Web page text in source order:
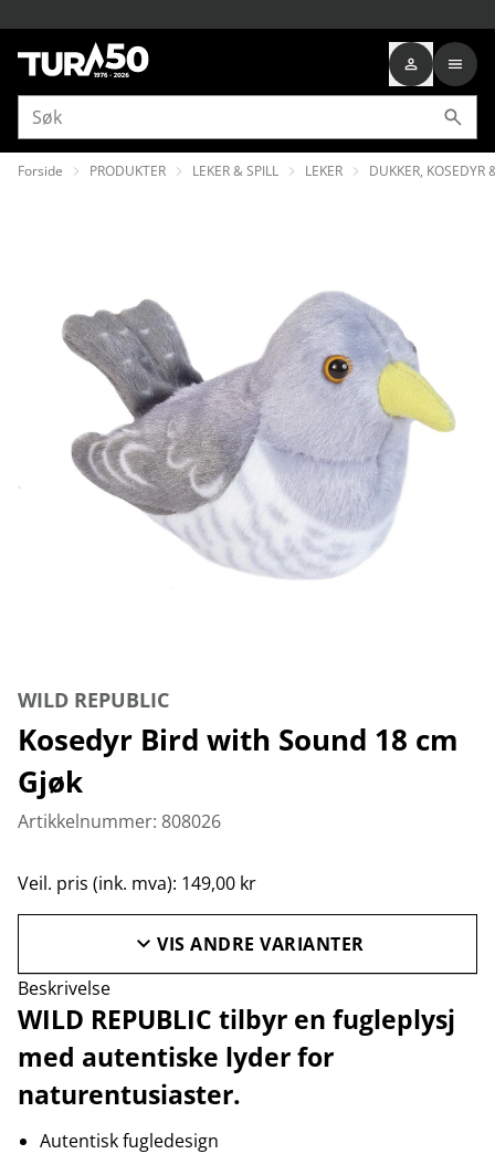
Forside PRODUKTER LEKER & SPILL LEKER DUKKER, KOSEDYR
WILD REPUBLIC
Kosedyr Bird with Sound 18 cm
Gjøk
Artikkelnummer: 808026
Veil. pris (ink. mva): 149,00 kr
VIS ANDRE VARIANTER
Beskrivelse
WILD REPUBLIC tilbyr en fugleplysj
med autentiske lyder for
naturentusiaster.
Autentisk fugledesign